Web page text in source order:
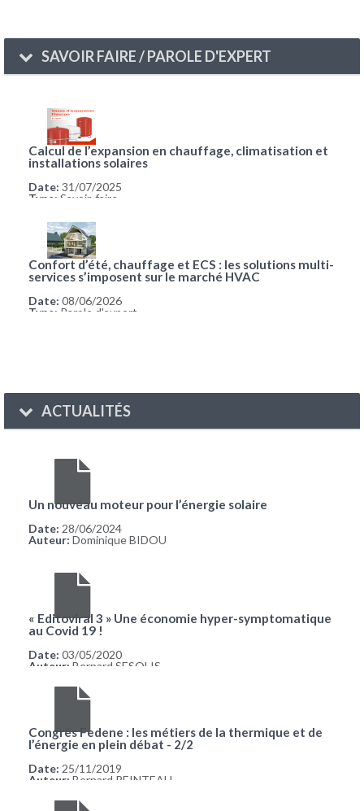
SAVOIR FAIRE / PAROLE D'EXPERT
Calcul de l’expansion en chauffage, climatisation et
installations solaires
Date: 31/07/2025
Type: Savoir-faire
Confort d’été, chauffage et ECS : les solutions multi-
services s’imposent sur le marché HVAC
Date: 08/06/2026
Type: Parole d'expert
ACTUALITÉS
Un nouveau moteur pour l’énergie solaire
Date: 28/06/2024
Auteur: Dominique BIDOU
« Editoviral 3 » Une économie hyper-symptomatique
au Covid 19 !
Date: 03/05/2020
Auteur: Bernard SESOLIS
Congrès Fedene : les métiers de la thermique et de
l’énergie en plein débat - 2/2
Date: 25/11/2019
Auteur: Bernard REINTEAU